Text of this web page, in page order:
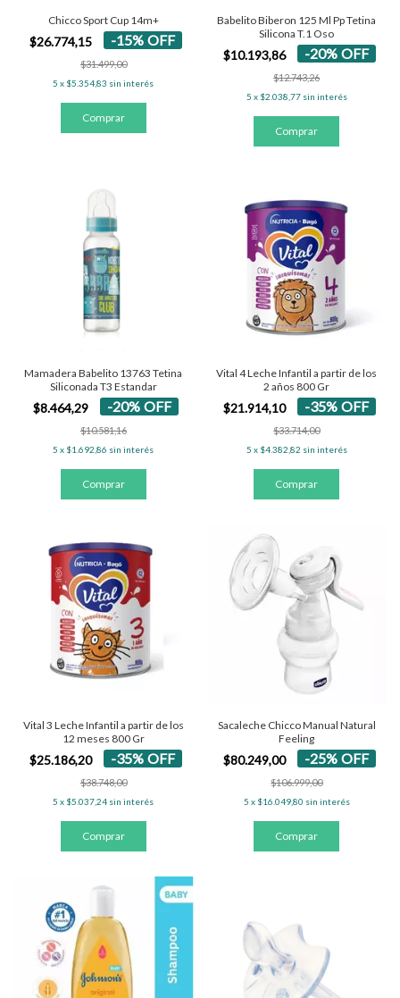
Chicco Sport Cup 14m+
$26.774,15 -15%OFF
$31.499,00
5 x $5.354,83 sin interés
Babelito Biberon 125 Ml Pp Tetina
Silicona T.1 Oso
$10.193,86 -20% OFF
$12.743,26
5 x $2.038,77 sin interés
Mamadera Babelito 13763 Tetina
Siliconada T3 Estandar
$8.464,29 -20%OFF
$10.581,16
5 x $1.692,86 sin interés
Vital 4 Leche Infantil a partir de los
2 años 800 Gr
$21.914,10 -35% OFF
$33.714,00
5 x $4.382,82 sin interés
Vital 3 Leche Infantil a partir de los
12 meses 800 Gr
$25.186,20 -35%OFF
$38.748,00
5 x $5.037,24 sin interés
Sacaleche Chicco Manual Natural
Feeling
$80.249,00 -25% OFF
$106.999,00
5 x $16.049,80 sin interés